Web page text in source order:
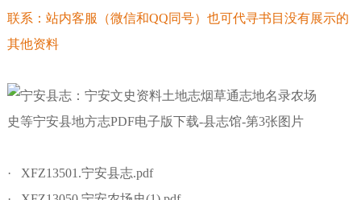
联系：站内客服（微信和QQ同号）也可代寻书目没有展示的
其他资料
· XFZ13501.宁安县志.pdf